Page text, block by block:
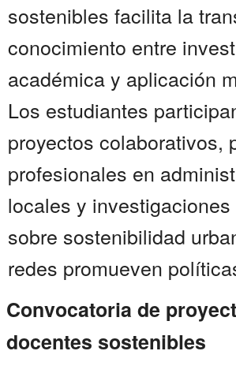
sostenibles facilita la
conocimiento entre
académica y aplicación
Los estudiantes
proyectos colaborativos,
profesionales en
locales y
sobre sostenibilidad
redes promueven
Convocatoria de
docentes sostenibles